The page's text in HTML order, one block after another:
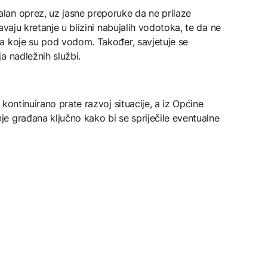
oprez, uz jasne preporuke da ne prilaze
kretanje u blizini nabujalih vodotoka, te da ne
koje su pod vodom. Također, savjetuje se
nadležnih službi.
prate razvoj situacije, a iz Općine
građana ključno kako bi se spriječile eventualne